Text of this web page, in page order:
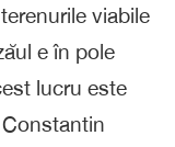
viabile
e în pole
lucru este